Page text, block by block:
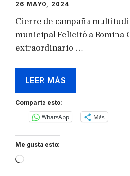
26 MAYO, 2024
Cierre de campaña
municipal Felicitó a Romina
extraordinario …
LEER MÁS
Comparte esto:
WhatsApp Más
Me gusta esto:
Loading…